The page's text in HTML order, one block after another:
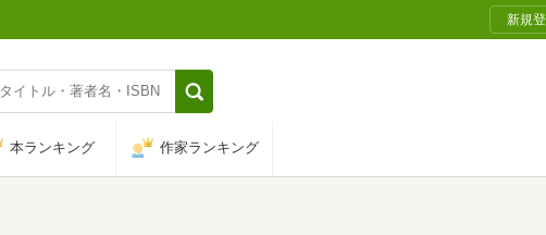
新規
本ランキング 作家ランキング